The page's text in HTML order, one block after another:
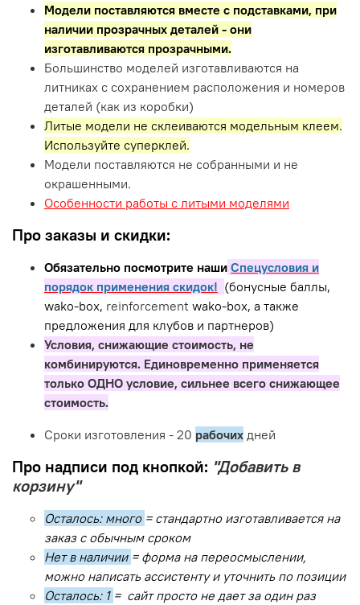
Модели поставляются вместе с подставками, при
наличии прозрачных деталей - они
изготавливаются прозрачными.
Большинство моделей изготавливаются на
литниках с сохранением расположения и номеров
деталей (как из коробки)
Литые модели не склеиваются модельным клеем.
Используйте суперклей.
Модели поставляются не собранными и не
окрашенными.
Особенности работы с литыми моделями
Про заказы и скидки:
Обязательно посмотрите наши Спецусловия и
порядок применения скидок! (бонусные баллы,
wako-box, reinforcement wako-box, а также
предложения для клубов и партнеров)
Условия, снижающие стоимость, не
комбинируются. Единовременно применяется
только ОДНО условие, сильнее всего снижающее
стоимость.
Сроки изготовления - 20 рабочих дней
Про надписи под кнопкой: "Добавить в
корзину"
Осталось: много = стандартно изготавливается на
заказ с обычным сроком
Нет в наличии = форма на переосмыслении,
можно написать ассистенту и уточнить по позиции
Осталось: 1 = сайт просто не дает за один раз